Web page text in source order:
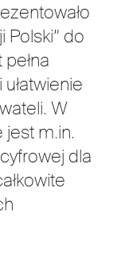
Polski” do
W
m.in.
dla